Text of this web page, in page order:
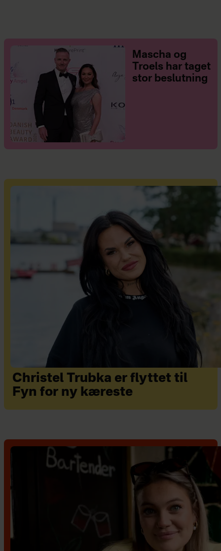
Mascha og
Troels har taget
stor beslutning
Christel Trubka er flyttet til
Fyn for ny kæreste